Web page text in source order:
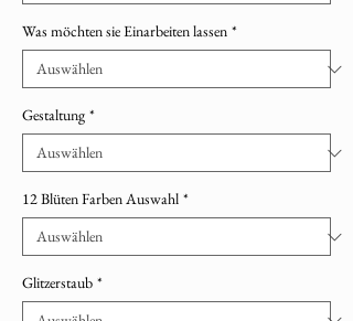
Was möchten sie Einarbeiten lassen *
Gestaltung *
12 Blüten Farben Auswahl *
Glitzerstaub *